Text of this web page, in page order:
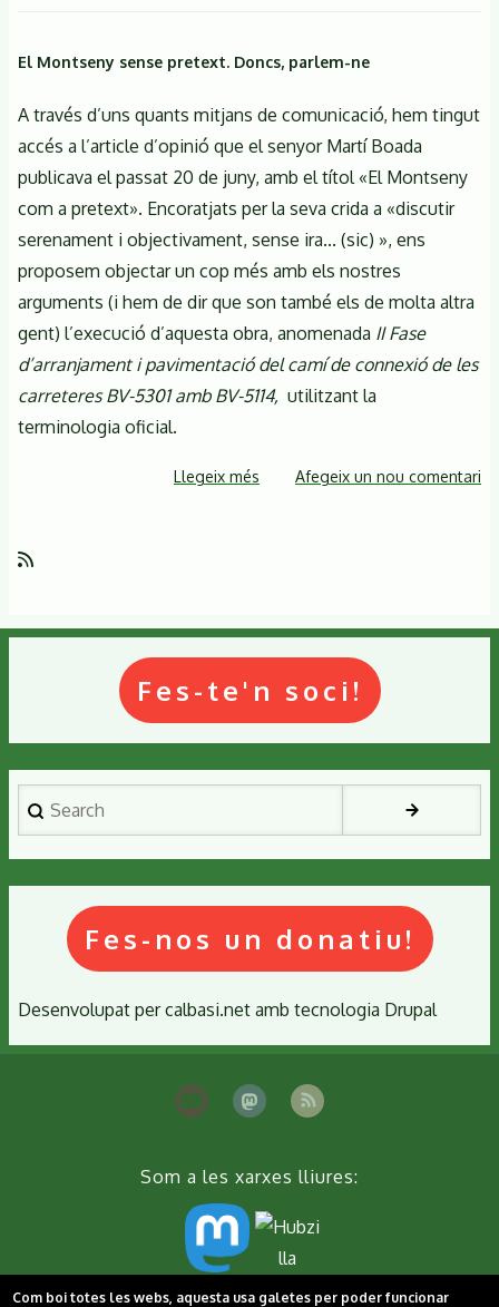
El Montseny sense pretext. Doncs, parlem-ne
A través d’uns quants mitjans de comunicació, hem tingut
accés a l’article d’opinió que el senyor Martí Boada
publicava el passat 20 de juny, amb el títol «El Montseny
com a pretext». Encoratjats per la seva crida a «discutir
serenament i objectivament, sense ira... (sic) », ens
proposem objectar un cop més amb els nostres
arguments (i hem de dir que son també els de molta altra
gent) l’execució d’aquesta obra, anomenada II Fase
d’arranjament i pavimentació del camí de connexió de les
carreteres BV-5301 amb BV-5114, utilitzant la
terminologia oficial.
Llegeix més sobre
parlem-
Afegeix un nou comentari
Fes-te'n soci!
Search
Fes-nos un donatiu!
Desenvolupat percalbasi.net amb tecnologia Drupal
Som a les xarxes lliures:
Com boi totes les webs, aquesta usa galetes per poder funcionar